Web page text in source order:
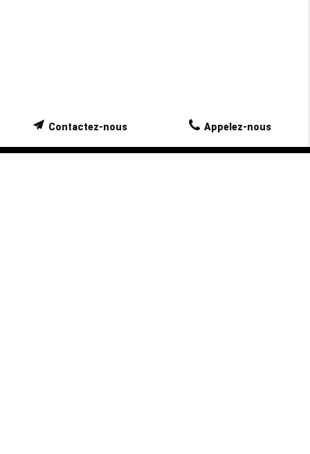
Appelez-nous
Contactez-nous